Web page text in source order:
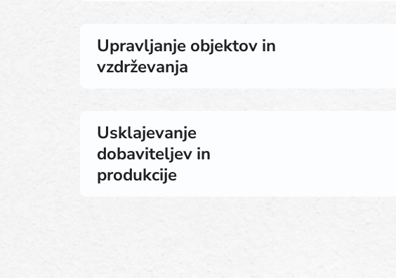
Upravljanje objektov in
vzdrževanja
Usklajevanje
dobaviteljev in
produkcije